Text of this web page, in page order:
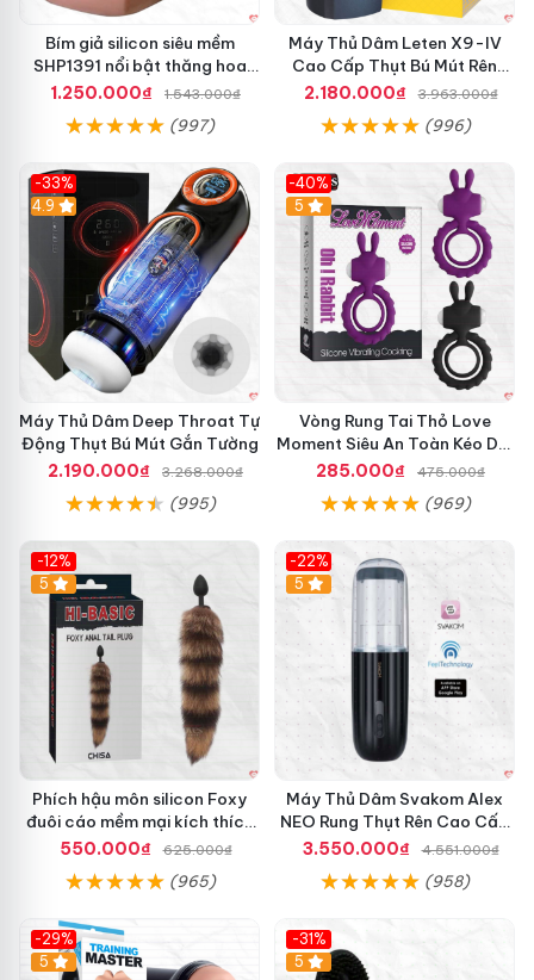
Bím giả silicon siêu mềm
SHP1391 nổi bật thăng hoa
hoàn hảo
1.250.000₫ 1.543.000₫
(997)
Máy Thủ Dâm Leten X9-IV
Cao Cấp Thụt Bú Mút Rên
Tỏa Nhiệt Sạc Pin
2.180.000₫ 3.963.000₫
(996)
-33%
Hot
4.9
Máy Thủ Dâm Deep Throat Tự
Động Thụt Bú Mút Gắn Tường
2.190.000₫
3.268.000₫
(995)
-40%
5
Vòng Rung Tai Thỏ Love
Moment Siêu An Toàn Kéo Dài
Thời Gian
285.000₫ 475.000₫
(969)
-12%
Hot
5
Phích hậu môn silicon Foxy
đuôi cáo mềm mại kích thích
cảm giác mới
550.000₫ 625.000₫
(965)
-22%
5
Máy Thủ Dâm Svakom Alex
NEO Rung Thụt Rên Cao Cấp
Điều Khiển App
3.550.000₫ 4.551.000₫
(958)
-29%
Hot
5
-31%
5